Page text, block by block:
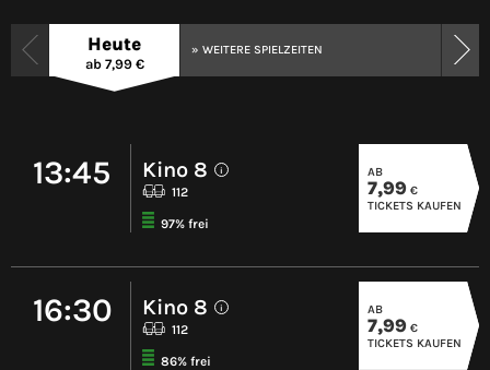
Heute
ab 7,99 €
» WEITERE SPIELZEITEN
13:45 Kino 8 i
112
97% frei
AB
7,99 €
TICKETS KAUFEN
16:30 Kino 8 i
112
86% frei
AB
7,99 €
TICKETS KAUFEN